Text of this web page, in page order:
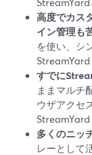
高度でカス
イン管理も
を使い、シ
StreamYard
すでに
ままマルチ
ウザアクセ
StreamYard
多くのニッ
レーとして